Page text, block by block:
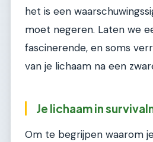
het is een
moet negeren. Laten we
fascinerende, en soms
van je lichaam na een
Je lichaam in
Om te begrijpen waarom